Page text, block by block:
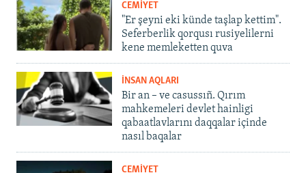
CEMİYET
"Er şeyni eki künde taşlap kettim".
Seferberlik qorqusı rusiyelilerni
kene memleketten quva
İNSAN AQLARI
Bir an – ve casussıñ. Qırım
mahkemeleri devlet hainligi
qabaatlavlarını daqqalar içinde
nasıl baqalar
CEMİYET